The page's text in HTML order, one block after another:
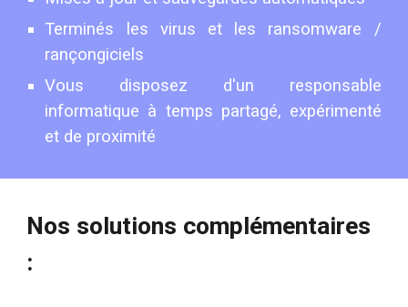
Terminés les virus et les ransomware /
rançongiciels
Vous disposez d'un responsable
informatique à temps partagé, expérimenté
et de proximité
Nos solutions complémentaires
: